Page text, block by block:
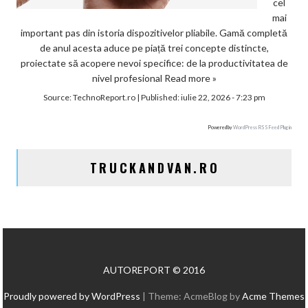
mai
important pas din istoria dispozitivelor pliabile. Gamă completă
de anul acesta aduce pe piață trei concepte distincte,
proiectate să acopere nevoi specifice: de la productivitatea de
nivel profesional Read more »
Source:TechnoReport.ro| Published:iulie 22, 2026 - 7:23 pm
Powered byWordPress RSS Feed Plugin
TRUCKANDVAN.RO
AUTOREPORT © 2016
Proudly powered by WordPress | Theme: AcmeBlog byAcme Themes